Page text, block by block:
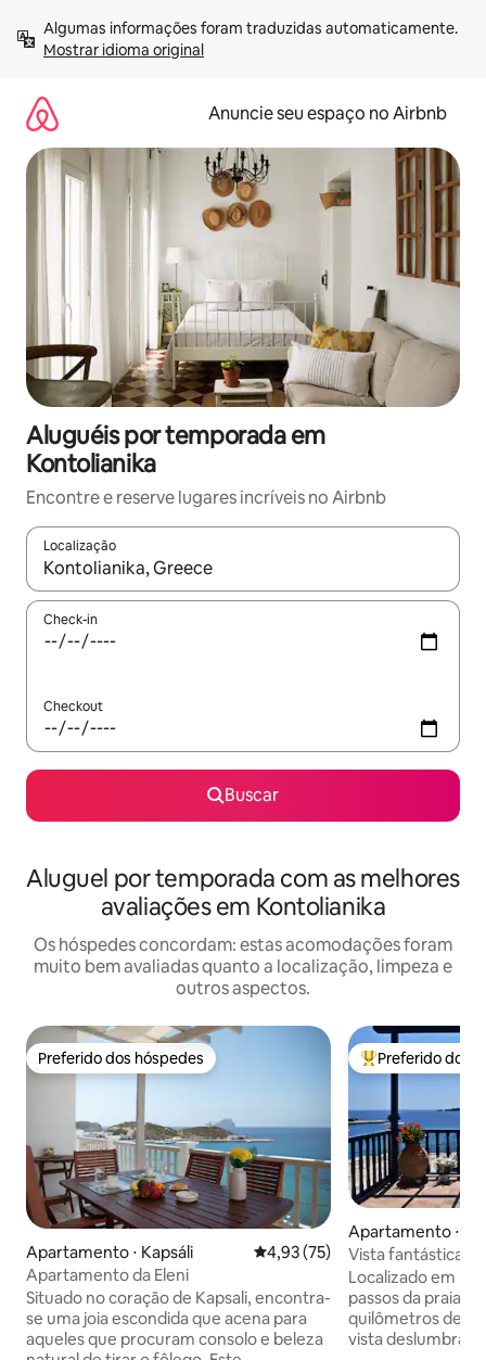
para
Mostrar idioma original
Anuncie seu espaço no Airbnb
Aluguéis por temporada em
Kontolianika
Encontre e reserve lugares incríveis no Airbnb
Localização
Quando os resultados estiverem disponíveis, explore-os
Check-in
Checkout
Buscar
Aluguel por temporada com as melhores
avaliações em Kontolianika
Os hóspedes concordam: estas acomodações foram
muito bem avaliadas quanto a localização, limpeza e
outros aspectos.
Preferido dos hóspedes
Preferido dos hóspedes
Apartamento ⋅ Kapsáli 4,93 de uma avaliação média
4,93 (75)
Apartamento da Eleni
Situado no coração de Kapsali, encontra-
se uma joia escondida que acena para
aqueles que procuram consolo e beleza
Entre os
Preferido dos
Apartamento ⋅
Vista fantástica
Localizado em
passos da praia e
quilômetros de
vista